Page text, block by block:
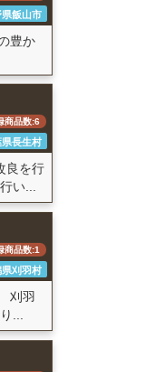
飯山市
豊か
商品数:6
長生村
良を行
い...
商品数:1
刈羽村
刈羽
...